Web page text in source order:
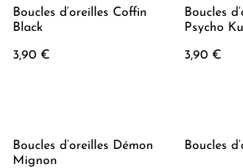
Boucles d’oreilles Coffin
Black
3,90 €
Boucles
Psycho
3,90 €
Boucles d’oreilles Démon
Mignon
Boucles